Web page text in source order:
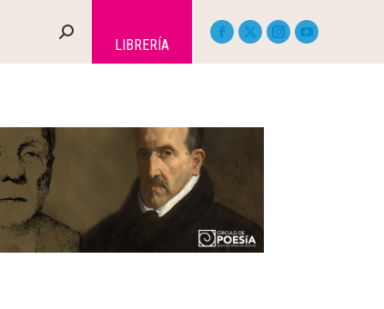
LIBRERÍA